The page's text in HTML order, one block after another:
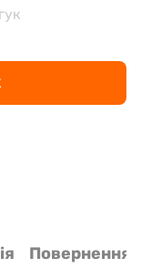
Повернення